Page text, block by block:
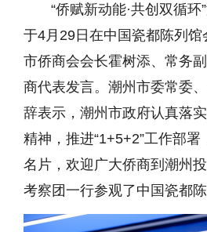
“侨赋新动能·共创双循环”
于4月29日在中国瓷都陈列馆
市侨商会会长霍树添、常务
商代表发言。潮州市委常委
辞表示，潮州市政府认真落
精神，推进“1+5+2”工作部
名片，欢迎广大侨商到潮州
考察团一行参观了中国瓷都陈